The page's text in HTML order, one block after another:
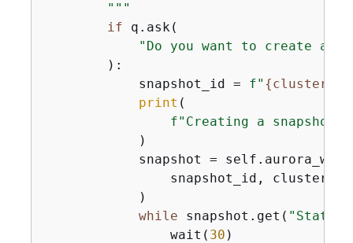
        """
if q.ask(
"Do you want to create a
        ):
            snapshot_id =
f" {
print (
f"Creating a snapshot
            )
snapshot =
snapshot_id,
            )
while snapshot.get( "Status"
                wait(
30 )